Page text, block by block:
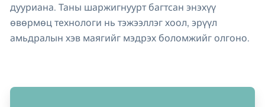
дууриана. Таны шаржигнуурт багтсан энэхүү
өвөрмөц технологи нь тэжээллэг хоол, эрүүл
амьдралын хэв маягийг мэдрэх боломжийг олгоно.